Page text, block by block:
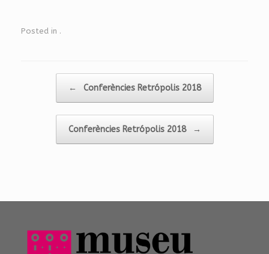
Posted in .
← Conferències Retrópolis 2018
Conferències Retrópolis 2018 →